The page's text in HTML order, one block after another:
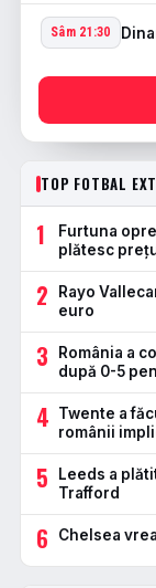
Sâm 21:30
TOP FOTBAL
1
Furtuna
plătesc
2
Rayo
euro
3
România a
după 0-5
4
Twente a
românii
5
Leeds a
Trafford
6 Chelsea